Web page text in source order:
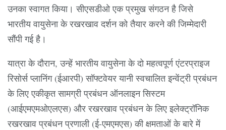
उनका स्वागत किया। सीएसडीओ एक प्रमुख संगठन है जिसे
भारतीय वायुसेना के रखरखाव दर्शन को तैयार करने की जिम्मेदारी
सौंपी गई है।
यात्रा के दौरान, उन्हें भारतीय वायुसेना के दो महत्वपूर्ण एंटरप्राइज
रिसोर्स प्लानिंग (ईआरपी) सॉफ्टवेयर यानी स्वचालित इन्वेंट्री प्रबंधन
के लिए एकीकृत सामग्री प्रबंधन ऑनलाइन सिस्टम
(आईएमएमओएलएस) और रखरखाव प्रबंधन के लिए इलेक्ट्रॉनिक
रखरखाव प्रबंधन प्रणाली (ई-एमएमएस) की क्षमताओं के बारे में